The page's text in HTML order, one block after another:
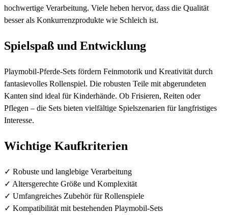
hochwertige Verarbeitung. Viele heben hervor, dass die Qualität
besser als Konkurrenzprodukte wie Schleich ist.
Spielspaß und Entwicklung
Playmobil-Pferde-Sets fördern Feinmotorik und Kreativität durch
fantasievolles Rollenspiel. Die robusten Teile mit abgerundeten
Kanten sind ideal für Kinderhände. Ob Frisieren, Reiten oder
Pflegen – die Sets bieten vielfältige Spielszenarien für langfristiges
Interesse.
Wichtige Kaufkriterien
✓ Robuste und langlebige Verarbeitung
✓ Altersgerechte Größe und Komplexität
✓ Umfangreiches Zubehör für Rollenspiele
✓ Kompatibilität mit bestehenden Playmobil-Sets